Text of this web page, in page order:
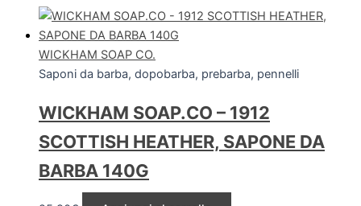
WICKHAM SOAP CO.
Saponi da barba, dopobarba, prebarba, pennelli
WICKHAM SOAP.CO – 1912
SCOTTISH HEATHER, SAPONE DA
BARBA 140G